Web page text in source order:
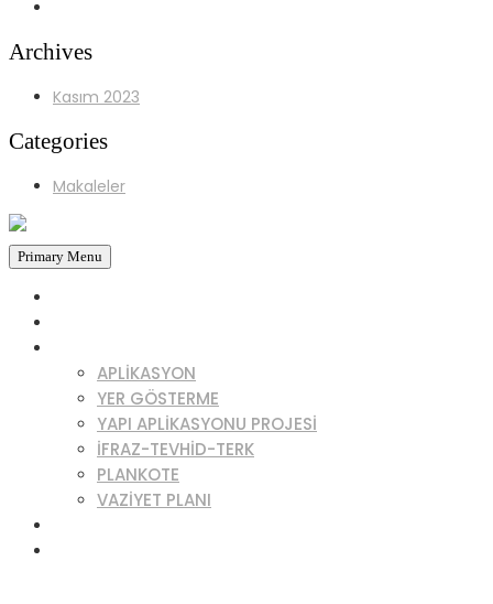
Archives
Kasım 2023
Categories
Makaleler
Primary Menu
APLIKASYON
YER GÖSTERME
YAPI APLIKASYONU PROJESI
İFRAZ-TEVHID-TERK
PLANKOTE
VAZIYET PLANI